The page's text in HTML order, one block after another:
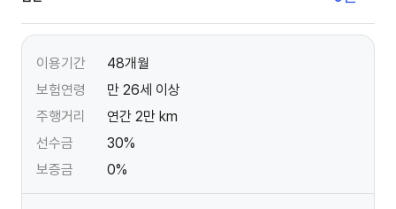
이용기간
48개월
보험연령
만 26세 이상
주행거리
연간 2만 km
선수금
30%
보증금
0%